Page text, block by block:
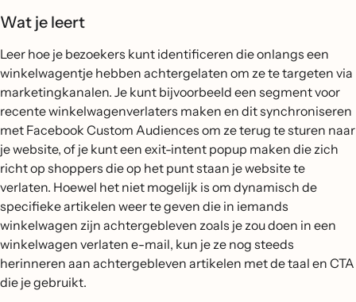
Wat je leert
Leer hoe je bezoekers kunt identificeren die onlangs een
winkelwagentje hebben achtergelaten om ze te targeten via
marketingkanalen. Je kunt bijvoorbeeld een segment voor
recente winkelwagenverlaters maken en dit synchroniseren
met Facebook Custom Audiences om ze terug te sturen naar
je website, of je kunt een exit-intent popup maken die zich
richt op shoppers die op het punt staan je website te
verlaten. Hoewel het niet mogelijk is om dynamisch de
specifieke artikelen weer te geven die in iemands
winkelwagen zijn achtergebleven zoals je zou doen in een
winkelwagen verlaten e-mail, kun je ze nog steeds
herinneren aan achtergebleven artikelen met de taal en CTA
die je gebruikt.